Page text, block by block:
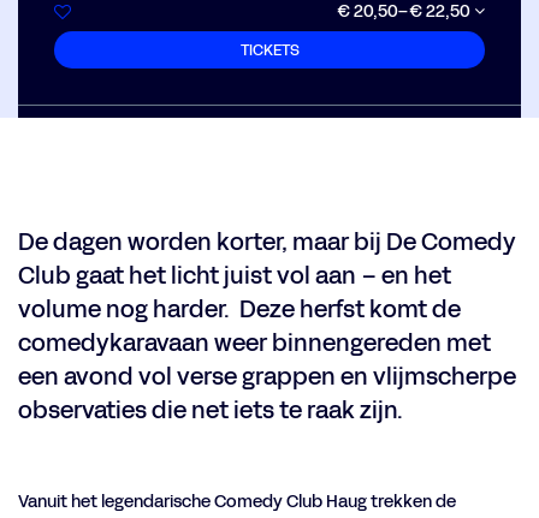
€ 20,50–€ 22,50
TICKETS
De dagen worden korter, maar bij De Comedy
Club gaat het licht juist vol aan – en het
volume nog harder. Deze herfst komt de
comedykaravaan weer binnengereden met
een avond vol verse grappen en vlijmscherpe
observaties die net iets te raak zijn.
Vanuit het legendarische Comedy Club Haug trekken de